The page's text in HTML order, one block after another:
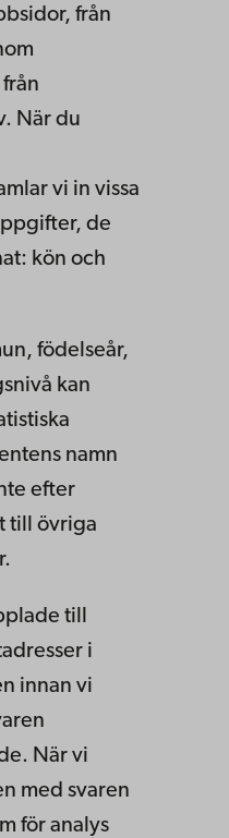
från
När du
vi in vissa
de
kön och
födelseår,
kan
namn
efter
till övriga
till
i
innan vi
När vi
med svaren
för analys